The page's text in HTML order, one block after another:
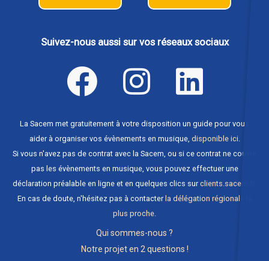
Suivez-nous aussi sur vos réseaux sociaux
La Sacem met gratuitement à votre disposition un guide pour vous
aider à organiser vos évènements en musique, disponible ici.
Si vous n'avez pas de contrat avec la Sacem, ou si ce contrat ne couvre
pas les évènements en musique, vous pouvez effectuer une
déclaration préalable en ligne et en quelques clics surclients.sacem.fr
En cas de doute, n'hésitez pas à contacterla délégation régionale la
plus proche
Qui sommes-nous ?
Notre projet en 2 questions !